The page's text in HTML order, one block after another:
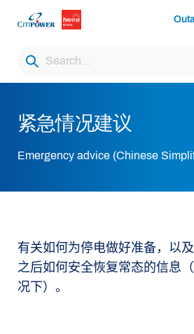
紧急情况建议
Emergency advice (Chinese
有关如何为停电做好准备，以
之后如何安全恢复常态的信息
况下）。